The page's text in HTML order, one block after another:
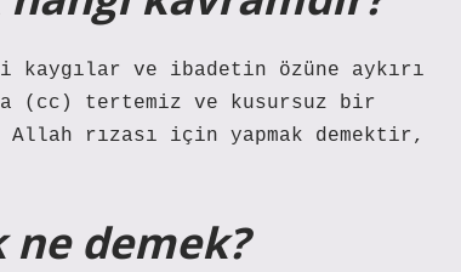
ve ibadetin özüne aykırı
(cc) tertemiz ve kusursuz bir
rızası için yapmak demektir,
demek?